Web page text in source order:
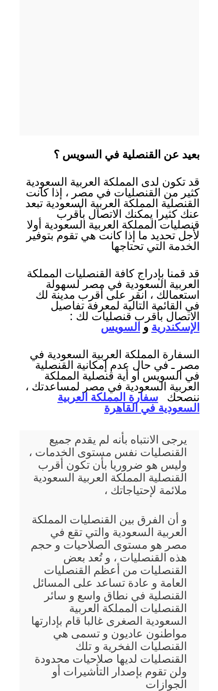
بعيد عن القنصلية في السويس ؟
قد تكون لدى المملكة العربية السعودية
كثير من القنصليات في مصر ، إذا كانت
القنصلية المملكة العربية السعودية تبعد
عنك كثيرا يمكنك الاتصال بأقرب
قنصليات المملكة العربية السعودية أولا
لأجل تحديد ما إذا كانت هي تقوم بتوفير
الخدمة التي تحتاجها
قد قمنا بإدراج كافة القنصليات المملكة
العربية السعودية في مصر لسهولة
استعمالك ، انقر على أقرب مدينة لك
في القائمة التالية لمعرفة تفاصيل
الاتصال بأقرب قنصليات لك :
الإسكندرية و السويس
السفارة المملكة العربية السعودية في
مصر ـ في حال عدم إمكانية القنصلية
في السويس أو أية قنصلية المملكة
العربية السعودية في مصر لمساعدتك ،
ننصحكسفارة المملكة العربية
السعودية في القاهرة
يرجى الانتباه بأنه لم يقدم جميع
القنصليات نفس مستوى الخدمات ،
وليس هو ضروريا بأن تكون أقرب
القنصلية المملكة العربية السعودية
ملائمة لإحتياجاتك ،
و أن الفرق بين القنصليات المملكة
العربية السعودية والتي تقع في
مصر هو مستوى الصلاحيات و حجم
هذه القنصليات ، و تُعد بعض
القنصليات من أعظم القنصليات
العامة و عادة تساعد على المسائل
القنصلية في نطاق واسع و سائر
القنصليات المملكة العربية
السعودية الصغرى غالبا قام بإدارتها
مواطنون عاديون و تسمى هي
القنصليات الفخرية و تلك
القنصليات لديها صلاحيات محدودة
ولن تقوم بإصدار التأشيرات أو
الجوازات